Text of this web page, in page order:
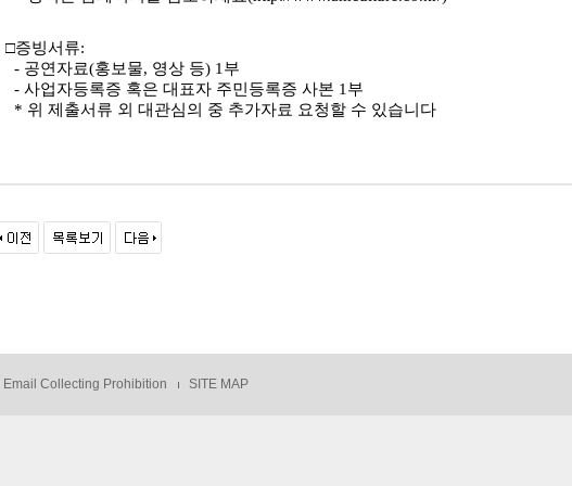
□증빙서류:
- 공연자료(홍보물, 영상 등) 1 부
- 사업자등록증 혹은 대표자 주민등록증 사본 1 부
* 위 제출서류 외 대관심의 중 추가자료 요청할 수 있습니다
Email Collecting Prohibition SITE MAP